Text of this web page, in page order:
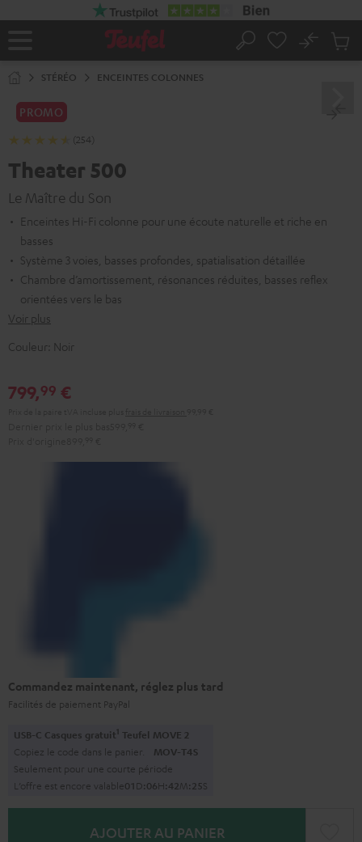
Page
Rechercher
No
STÉRÉO ENCEINTES COLONNES
PROMO
(254)
Theater 500
Le Maître du Son
Enceintes Hi-Fi colonne pour une écoute naturelle et riche en
basses
Système 3 voies, basses profondes, spatialisation détaillée
Chambre d’amortissement, résonances réduites, basses reflex
orientées vers le bas
Voir plus
Couleur: Noir
799,99 €
Commandez maintenant, réglez plus tard
Facilités de paiement PayPal
USB-C Casques gratuit1 Teufel MOVE 2
Copiez le code dans le panier. MOV-T4S
Seulement pour une courte période
L’offre est encore valable01D:06H:42M: 24S
AJOUTER AU PANIER